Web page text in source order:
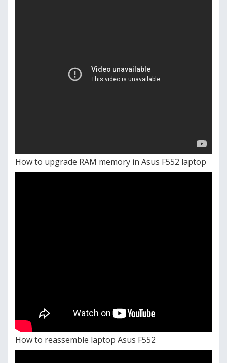
How to upgrade RAM memory in Asus F552 laptop
How to reassemble laptop Asus F552